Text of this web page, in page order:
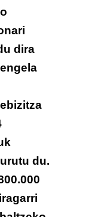
dira
du.